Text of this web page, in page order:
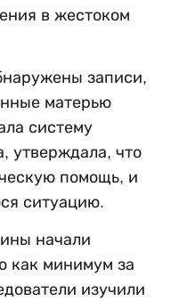
в жестоком
записи,
матерью
систему
утверждала, что
помощь, и
ситуацию.
начали
как минимум за
изучили